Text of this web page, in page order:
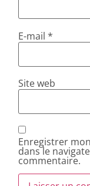
E-mail*
Site web
Enregistrer
dans le
commentaire.